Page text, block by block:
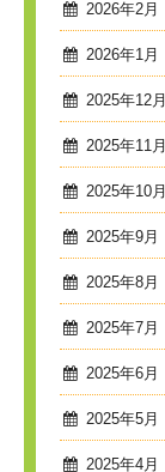
2026年2月
2026年1月
2025年12月
2025年11月
2025年10月
2025年9月
2025年8月
2025年7月
2025年6月
2025年5月
2025年4月